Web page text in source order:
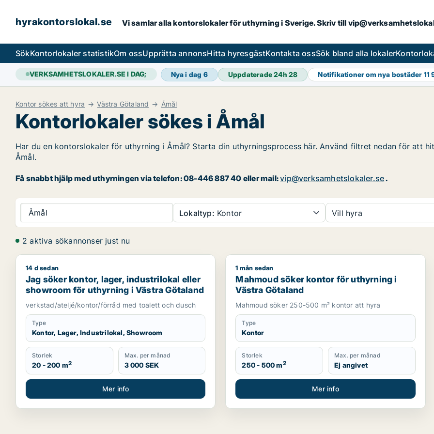
hyrakontorslokal.se Vi samlar alla kontorslokaler för uthyrning i Sverige. Skriv till
SökKontorlokaler statistikOm ossUpprätta annonsHitta hyresgästKontakta ossSök bland alla lokaler
VERKSAMHETSLOKALER.SE I DAG; Nya i dag 6 Uppdaterade 24h28 Notifikationer om nya bostäder 11
Kontor sökes att hyra Västra Götaland Åmål
Kontorlokaler sökes i Åmål
Har du en kontorslokaler för uthyrning i Åmål? Starta din uthyrningsprocess här. Använd filtret nedan för att
Åmål.
Få snabbt hjälp med uthyrningen via telefon: 08-446 887 40 eller mail:vip@verksamhetslokaler.se.
Åmål Lokaltyp: Kontor Vill hyra
2 aktiva sökannonser just nu
Jag söker kontor, lager, industrilokal eller showroom för uthyrning i Västra Götaland
14 d sedan
Jag söker kontor, lager, industrilokal eller
showroom för uthyrning i Västra Götaland
verkstad/ateljé/kontor/förråd med toalett och dusch
Type
Kontor, Lager, Industrilokal, Showroom
Storlek
20 - 200 m2
Max. per månad
3 000 SEK
Mer info
Mahmoud söker kontor för uthyrning i Västra
1 mån sedan
Mahmoud söker kontor för uthyrning i
Västra Götaland
Mahmoud söker 250-500 m² kontor att hyra
Type
Kontor
Storlek
250 - 500 m2
Max. per månad
Ej angivet
Mer info